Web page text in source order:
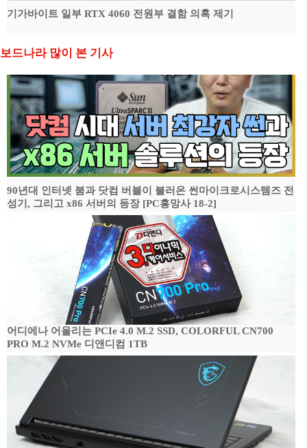
기가바이트 일부 RTX 4060 전원부 결함 의혹 제기
보드나라 많이 본 기사
90년대 인터넷 붐과 닷컴 버블이 불러온 썬마이크로시스템즈 전
성기, 그리고 x86 서버의 등장 [PC흥망사 18-2]
어디에나 어울리는 PCIe 4.0 M.2 SSD, COLORFUL CN700
PRO M.2 NVMe 디앤디컴 1TB